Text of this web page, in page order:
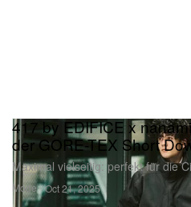
Mode
417 by EDIFICE x
der GORE-TEX Short
Maximal vielseitig: perfekt für die
Oct 21, 2025